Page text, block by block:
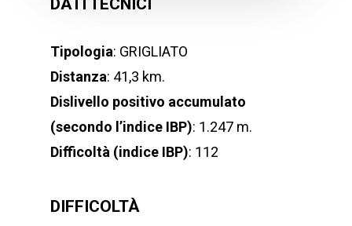
DATI TECNICI
Tipologia: GRIGLIATO
Distanza: 41,3 km.
Dislivello positivo accumulato
(secondo l’indice IBP): 1.247 m.
Difficoltà (indice IBP): 112
DIFFICOLTÀ